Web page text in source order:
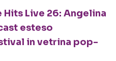
Hits Live 26: Angelina
esteso
in vetrina pop-